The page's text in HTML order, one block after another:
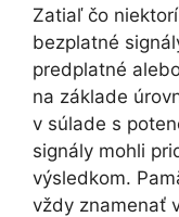
Zatiaľ čo
bezplatné
predplatné
na základe
v súlade s
signály mohli
výsledkom.
vždy znamenať